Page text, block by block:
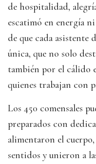
de hospitalidad,
escatimó en energía
de que cada asistente
única, que no solo
también por el cálido
quienes trabajan con
Los 450 comensales
preparados con
alimentaron el
sentidos y unieron a